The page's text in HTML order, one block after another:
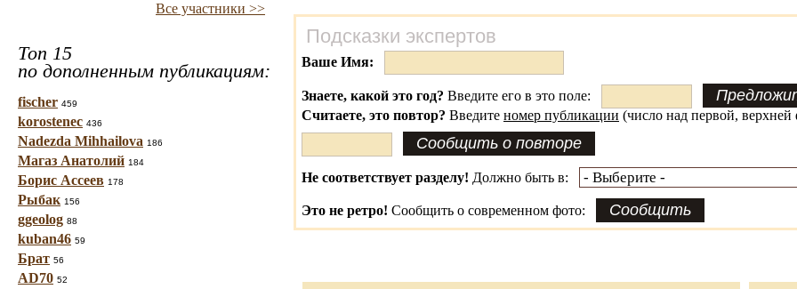
Все участники >>
Топ 15
по дополненным публикациям:
fischer 459
korostenec 436
Nadezda Mihhailova 186
Магаз Анатолий 184
Борис Ассеев 178
Рыбак 156
ggeolog 88
kuban46 59
Брат 56
AD70 52
Подсказки экспертов
Ваше Имя:
Знаете, какой это год? Введите его в это поле:
Считаете, это повтор? Введите номер публикации (число над первой,
Не соответствует разделу! Должно быть в:
Это не ретро! Сообщить о современном фото: